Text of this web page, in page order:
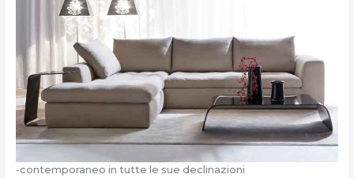
-contemporaneo in tutte le sue declinazioni